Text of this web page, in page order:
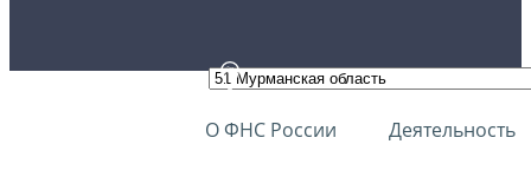
О ФНС России Деятельность